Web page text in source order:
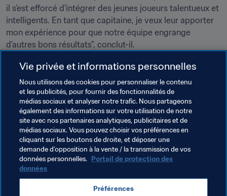
il s’est efforcé d’intégrer des jeunes joueurs talentueux et
intelligents. En tant que capitaine, je veux leur apporter
mon expérience pour que notre équipe engrange
d’autres bons résultats", conclut-il.
*Photos reproduites avec l’aimable autorisation de la
VFF (Fédération vietnamienne de football)
Thèmes en lien
Coupe du Monde de Futsal de la FIFA, Lituanie 2021
Vie privée et informations personnelles
Nous utilisons des cookies pour personnaliser le contenu
et les publicités, pour fournir des fonctionnalités de
médias sociaux et analyser notre trafic. Nous partageons
également des informations sur votre utilisation de notre
site avec nos partenaires analytiques, publicitaires et de
médias sociaux. Vous pouvez choisir vos préférences en
cliquant sur les boutons de droite, et déposer une
demande d’opposition à la vente / la transmission de vos
données personnelles. Portail de protection des
données
Préférences